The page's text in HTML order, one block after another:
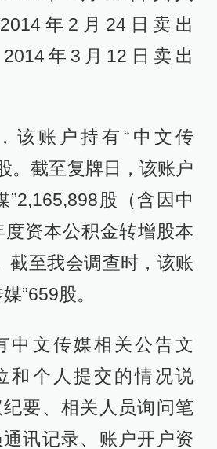
2014年2月24日卖出
2014年3月12日卖出
该账户持有“中文传
。截至复牌日，该账户
”2,165,898股（含因中
资本公积金转增股本
截至我会调查时，该账
”659股。
中文传媒相关公告文
和个人提交的情况说
要、相关人员询问笔
讯记录、账户开户资